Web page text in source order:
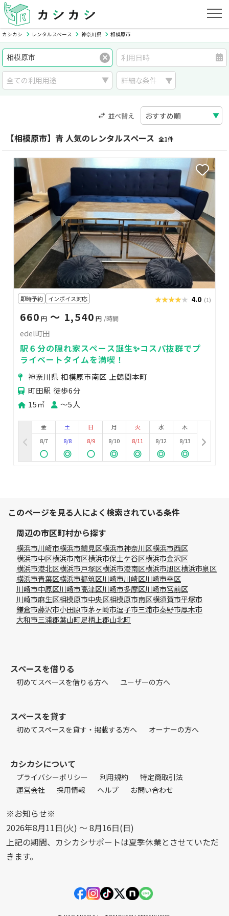
カシカシ レンタルスペース 神奈川県 相模原市
詳細な条件
並べ替え
【相模原市】青 人気のレンタルスペース 全1件
即時予約 インボイス対応 ★★★★★
★★★★★ 4.0 (1)
660 円 〜 1,540 円 /時間
edel町田
駅６分の隠れ家スペース誕生✨コスパ抜群でプ
ライベートタイムを満喫！
神奈川県 相模原市南区 上鶴間本町
町田駅 徒歩6分
15㎡
〜5人
金
8/7
土
8/8
日
8/9
月
8/10
火
8/11
水
8/12
木
8/13
このページを見る人によく検索されている条件
周辺の市区町村から探す
横浜市川崎市横浜市鶴見区横浜市神奈川区横浜市西区
横浜市中区横浜市南区横浜市保土ケ谷区横浜市金沢区
横浜市港北区横浜市戸塚区横浜市港南区横浜市旭区横浜市泉区
横浜市青葉区横浜市都筑区川崎市川崎区川崎市幸区
川崎市中原区川崎市高津区川崎市多摩区川崎市宮前区
川崎市麻生区相模原市中央区相模原市南区横須賀市平塚市
鎌倉市藤沢市小田原市茅ヶ崎市逗子市三浦市秦野市厚木市
大和市三浦郡葉山町足柄上郡山北町
スペースを借りる
初めてスペースを借りる方へ ユーザーの方へ
スペースを貸す
初めてスペースを貸す・掲載する方へ オーナーの方へ
カシカシについて
プライバシーポリシー 利用規約
特定商取引法
運営会社
採用情報 ヘルプ お問い合わせ
※お知らせ※
2026年8月11日(火) 〜 8月16日(日)
上記の期間、カシカシサポートは夏季休業とさせていただ
きます。